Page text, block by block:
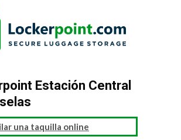
Estación Central
una taquilla online